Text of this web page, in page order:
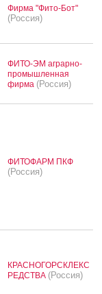
Фирма "Фито-Бот"
(Россия)
ФИТО-ЭМ аграрно-
промышленная
фирма (Россия)
ФИТОФАРМ ПКФ
(Россия)
КРАСНОГОРСКЛЕКС
РЕДСТВА (Россия)